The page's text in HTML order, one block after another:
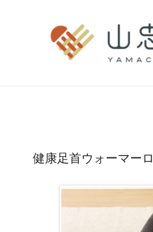
健康足首ウォーマー